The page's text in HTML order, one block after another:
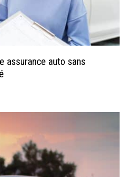
assurance auto sans